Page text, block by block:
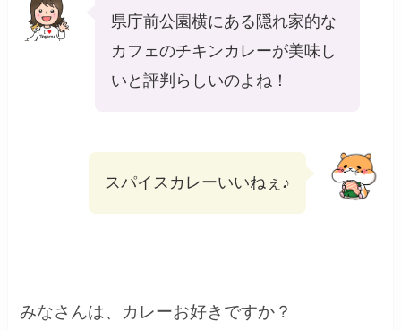
県庁前公園横にある隠れ家的な
カフェのチキンカレーが美味し
いと評判らしいのよね！
スパイスカレーいいねぇ♪
みなさんは、カレーお好きですか？